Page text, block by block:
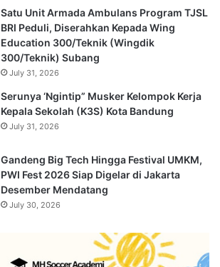
Satu Unit Armada Ambulans Program TJSL
BRI Peduli, Diserahkan Kepada Wing
Education 300/Teknik (Wingdik
300/Teknik) Subang
July 31, 2026
Serunya ‘Ngintip” Musker Kelompok Kerja
Kepala Sekolah (K3S) Kota Bandung
July 31, 2026
Gandeng Big Tech Hingga Festival UMKM,
PWI Fest 2026 Siap Digelar di Jakarta
Desember Mendatang
July 30, 2026